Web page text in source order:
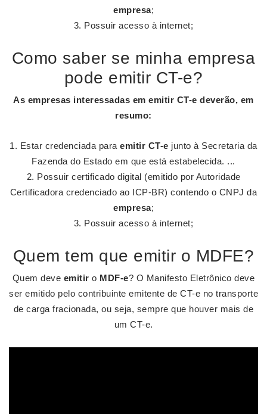
empresa;
Possuir acesso à internet;
Como saber se minha empresa
pode emitir CT-e?
As empresas interessadas ememitir CT-e deverão, em
resumo:
Estar credenciada paraemitir CT-e junto à Secretaria da
Fazenda do Estado em que está estabelecida. ...
Possuir certificado digital (emitido por Autoridade
Certificadora credenciado ao ICP-BR) contendo o CNPJ da
empresa;
Possuir acesso à internet;
Quem tem que emitir o MDFE?
Quem deve emitir o MDF-e? O Manifesto Eletrônico deve
ser emitido pelo contribuinte emitente de CT-e no transporte
de carga fracionada, ou seja, sempre que houver mais de
um CT-e.